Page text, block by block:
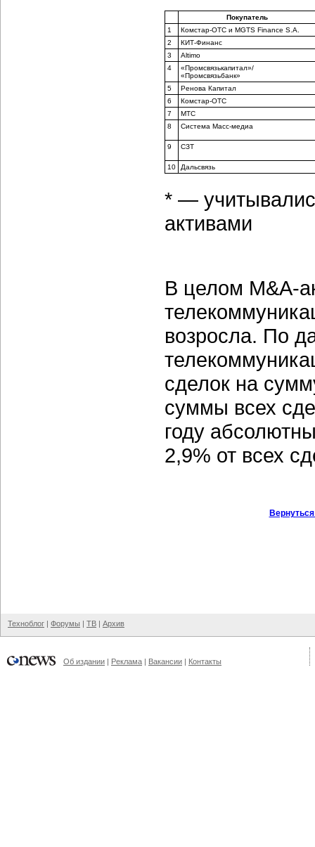
Покупатель
1
Комстар-ОТС и MGTS Finance S.A.
2
КИТ-Финанс
3
Altimo
4
«Промсвязькапитал»/
«Промсвязьбанк»
5
Ренова Капитал
6
Комстар-ОТС
7
МТС
8
Система Масс-медиа
9 СЗТ
10 Дальсвязь
* —
активами
В целом M&A-
возросла. По
сделок на
суммы всех
году
2,9% от всех
Техноблог | Форумы | ТВ | Архив
Об издании | Реклама | Вакансии | Контакты